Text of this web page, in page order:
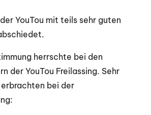
YouTou mit teils sehr guten
herrschte bei den
der YouTou Freilassing. Sehr
bei der